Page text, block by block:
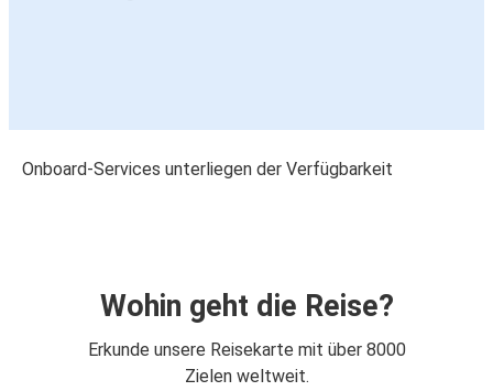
Onboard-Services unterliegen der Verfügbarkeit
Wohin geht die Reise?
Erkunde unsere Reisekarte mit über 8000
Zielen weltweit.